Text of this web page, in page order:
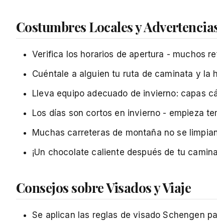
Costumbres Locales y
Verifica los horarios de apertura - muchos
Cuéntale a alguien tu ruta de caminata y la
Lleva equipo adecuado de invierno: capas
Los días son cortos en invierno - empieza
Muchas carreteras de montaña no se
¡Un chocolate caliente después de tu
Consejos sobre Visados y Viaje
Se aplican las reglas de visado Schengen